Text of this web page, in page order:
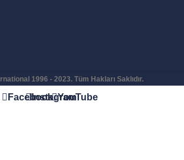
1996 - 2023. Tüm Hakları Saklıdır.
FacebookInstagramYouTube